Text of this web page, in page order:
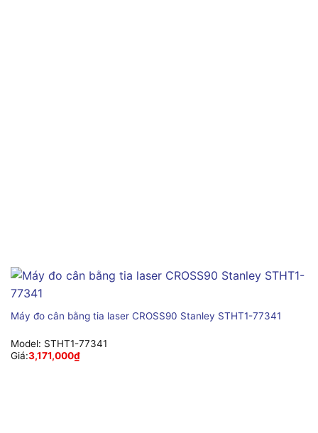
Máy đo cân bằng tia laser CROSS90 Stanley STHT1-77341
Model: STHT1-77341
Giá:3,171,000₫